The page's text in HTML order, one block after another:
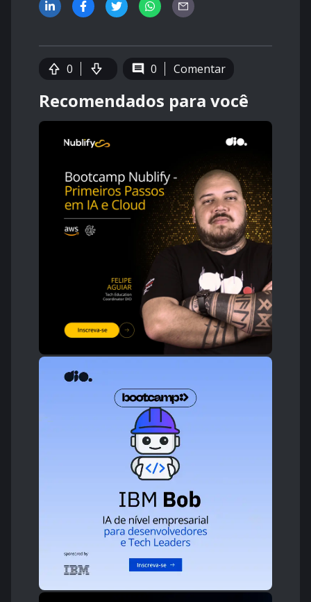
0 0 Comentar
Recomendados para você